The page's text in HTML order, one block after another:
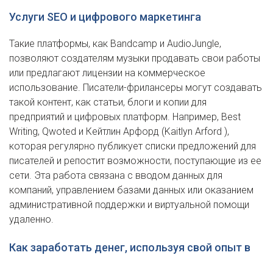
Услуги SEO и цифрового маркетинга
Такие платформы, как Bandcamp и AudioJungle,
позволяют создателям музыки продавать свои работы
или предлагают лицензии на коммерческое
использование. Писатели-фрилансеры могут создавать
такой контент, как статьи, блоги и копии для
предприятий и цифровых платформ. Например, Best
Writing, Qwoted и Кейтлин Арфорд (Kaitlyn Arford ),
которая регулярно публикует списки предложений для
писателей и репостит возможности, поступающие из ее
сети. Эта работа связана с вводом данных для
компаний, управлением базами данных или оказанием
административной поддержки и виртуальной помощи
удаленно.
Как заработать денег, используя свой опыт в